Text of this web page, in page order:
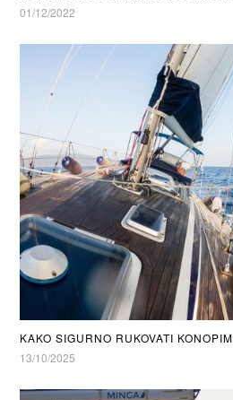
01/12/2022
KAKO SIGURNO RUKOVATI
13/10/2025